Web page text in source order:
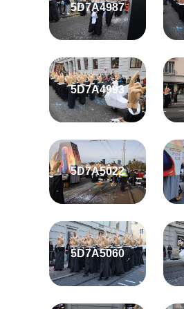
5D7A4987
5D7A4993
5D7A5022
5D7A5060